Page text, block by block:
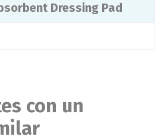
Dressing Pad
con un